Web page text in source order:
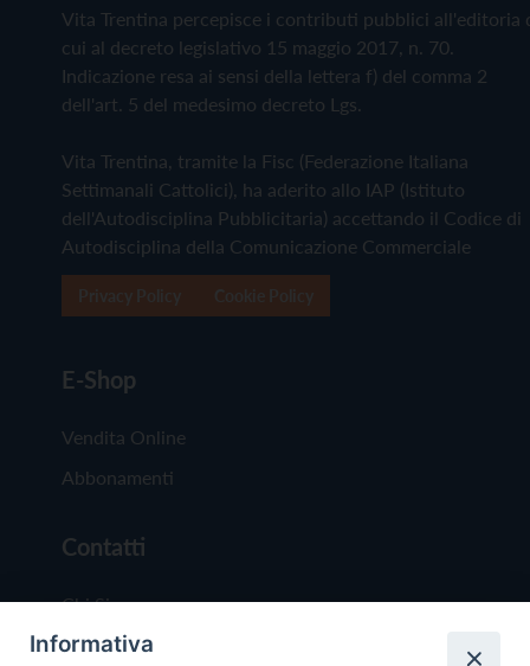
Vita Trentina percepisce i contributi pubblici all'editoria
cui al decreto legislativo 15 maggio 2017, n. 70.
Indicazione resa ai sensi della lettera f) del comma 2
dell'art. 5 del medesimo decreto Lgs.
Vita Trentina, tramite la Fisc (Federazione Italiana
Settimanali Cattolici), ha aderito allo IAP (Istituto
dell'Autodisciplina Pubblicitaria) accettando il Codice di
Autodisciplina della Comunicazione Commerciale
E-Shop
Vendita Online
Abbonamenti
Contatti
Chi Siamo
Redazione
Informativa